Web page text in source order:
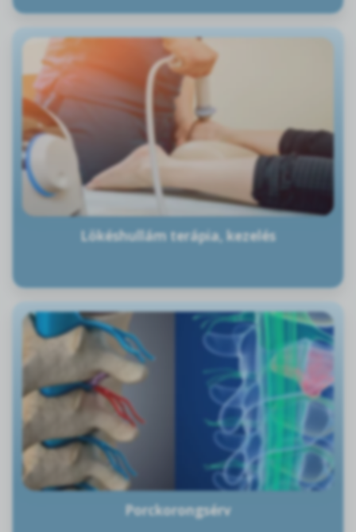
Lökéshullám terápia, kezelés
Porckorongsérv